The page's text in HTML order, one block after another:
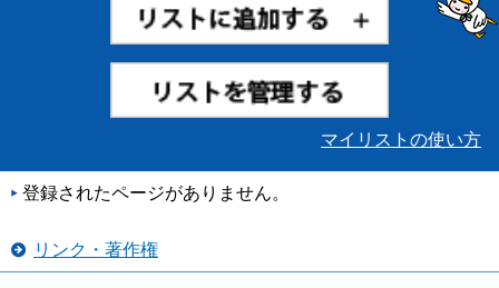
マイリストの使い方
登録されたページがありません。
リンク・著作権